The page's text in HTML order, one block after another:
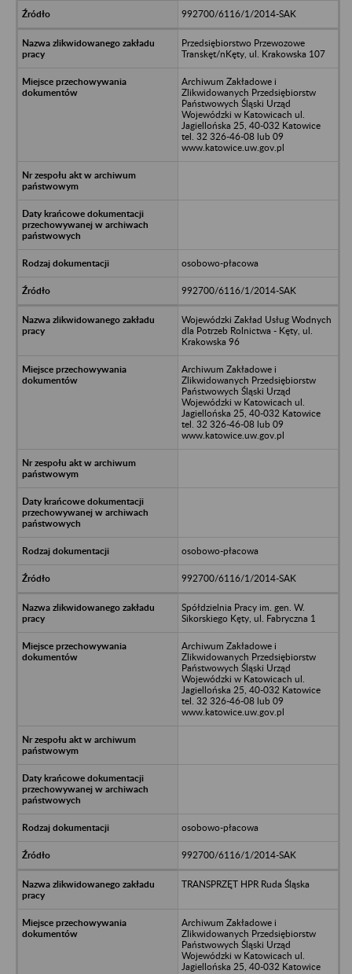
992700/6116/1/2014-SAK
Przedsiębiorstwo Przewozowe
Transkęt/nKęty, ul. Krakowska 107
Archiwum Zakładowe i
Zlikwidowanych Przedsiębiorstw
Państwowych Śląski Urząd
Wojewódzki w Katowicach ul.
Jagiellońska 25, 40-032 Katowice
tel. 32 326-46-08 lub 09
www.katowice.uw.gov.pl
osobowo-płacowa
992700/6116/1/2014-SAK
Wojewódzki Zakład Usług Wodnych
dla Potrzeb Rolnictwa - Kęty, ul.
Krakowska 96
Archiwum Zakładowe i
Zlikwidowanych Przedsiębiorstw
Państwowych Śląski Urząd
Wojewódzki w Katowicach ul.
Jagiellońska 25, 40-032 Katowice
tel. 32 326-46-08 lub 09
www.katowice.uw.gov.pl
osobowo-płacowa
992700/6116/1/2014-SAK
Spółdzielnia Pracy im. gen. W.
Sikorskiego Kęty, ul. Fabryczna 1
Archiwum Zakładowe i
Zlikwidowanych Przedsiębiorstw
Państwowych Śląski Urząd
Wojewódzki w Katowicach ul.
Jagiellońska 25, 40-032 Katowice
tel. 32 326-46-08 lub 09
www.katowice.uw.gov.pl
osobowo-płacowa
992700/6116/1/2014-SAK
TRANSPRZĘT HPR Ruda Śląska
Archiwum Zakładowe i
Zlikwidowanych Przedsiębiorstw
Państwowych Śląski Urząd
Wojewódzki w Katowicach ul.
Jagiellońska 25, 40-032 Katowice